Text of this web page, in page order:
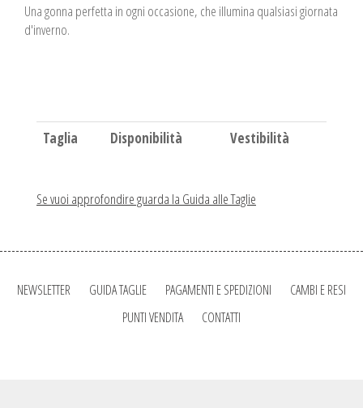
Una gonna perfetta in ogni occasione, che illumina qualsiasi giornata
d'inverno.
Taglia Disponibilità Vestibilità
Se vuoi approfondire guarda la Guida alle Taglie
NEWSLETTER GUIDA TAGLIE PAGAMENTI E SPEDIZIONI
CAMBI E RESI
PUNTI VENDITA
CONTATTI